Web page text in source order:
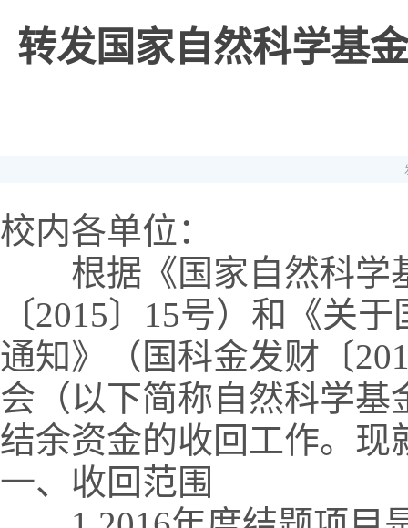
转发国家自然科学基
校内各单位：
根据《国家自然科学
〔2015〕15号）和《关
通知》（国科金发财〔
会（以下简称自然科学基
结余资金的收回工作。现
一、收回范围